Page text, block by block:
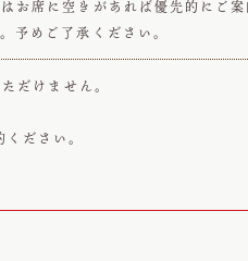
席に空きがあれば優先的にご
予めご了承ください。
けません。
ださい。